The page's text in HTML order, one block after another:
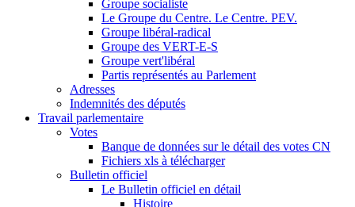
Groupe socialiste
Le Groupe du Centre. Le Centre. PEV.
Groupe libéral-radical
Groupe des VERT-E-S
Groupe vert'libéral
Partis représentés au Parlement
Adresses
Indemnités des députés
Travail parlementaire
Votes
Banque de données sur le détail des votes CN
Fichiers xls à télécharger
Bulletin officiel
Le Bulletin officiel en détail
Histoire